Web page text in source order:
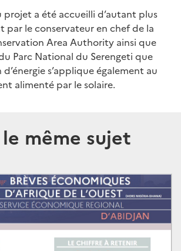
projet a été accueilli d’autant plus
par le conservateur en chef de la
Area Authority ainsi que
Parc National du Serengeti que
s’applique également au
alimenté par le solaire.
même sujet